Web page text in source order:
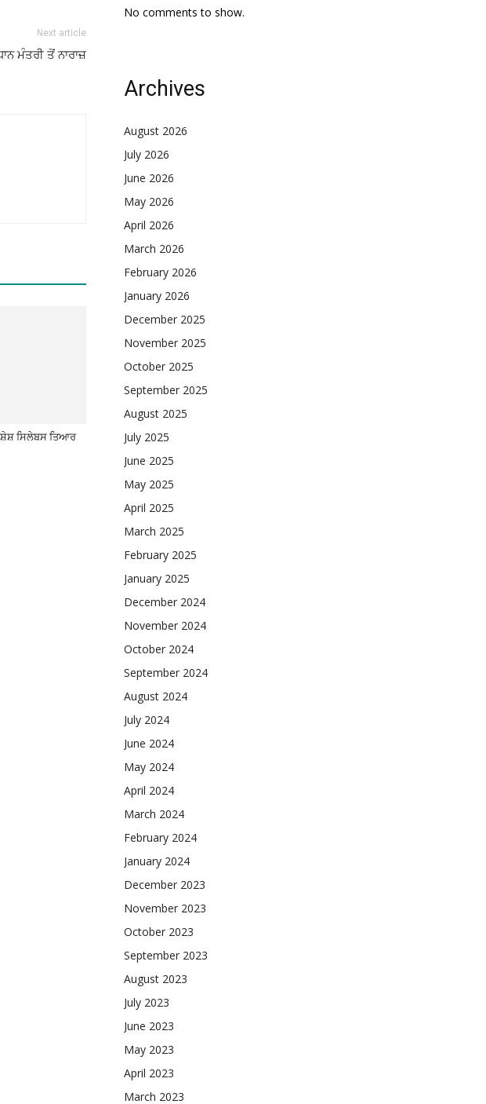
Next article
ਮੰਤਰੀ ਤੋਂ ਨਾਰਾਜ਼
ਸਿਲੇਬਸ ਤਿਆਰ
No comments to show.
Archives
August 2026
July 2026
June 2026
May 2026
April 2026
March 2026
February 2026
January 2026
December 2025
November 2025
October 2025
September 2025
August 2025
July 2025
June 2025
May 2025
April 2025
March 2025
February 2025
January 2025
December 2024
November 2024
October 2024
September 2024
August 2024
July 2024
June 2024
May 2024
April 2024
March 2024
February 2024
January 2024
December 2023
November 2023
October 2023
September 2023
August 2023
July 2023
June 2023
May 2023
April 2023
March 2023